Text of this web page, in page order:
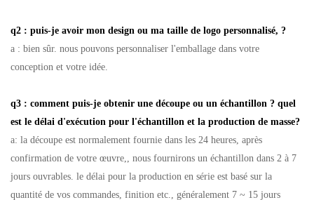
q2 : puis-je avoir mon design ou ma taille de logo personnalisé, ?
a : bien sûr. nous pouvons personnaliser l'emballage dans votre
conception et votre idée.
q3 : comment puis-je obtenir une découpe ou un échantillon ? quel
est le délai d'exécution pour l'échantillon et la production de masse?
a: la découpe est normalement fournie dans les 24 heures, après
confirmation de votre œuvre,, nous fournirons un échantillon dans 2 à 7
jours ouvrables. le délai pour la production en série est basé sur la
quantité de vos commandes, finition etc., généralement 7 ~ 15 jours